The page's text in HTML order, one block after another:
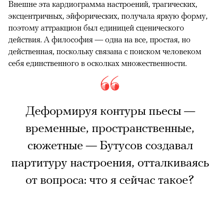
Внешне эта кардиограмма настроений, трагических,
эксцентричных, эйфорических, получала яркую форму,
поэтому аттракцион был единицей сценического
действия. А философия — одна на все, простая, но
действенная, поскольку связана с поиском человеком
себя единственного в осколках множественности.
Деформируя контуры пьесы —
временные, пространственные,
сюжетные — Бутусов создавал
партитуру настроения, отталкиваясь
от вопроса: что я сейчас такое?